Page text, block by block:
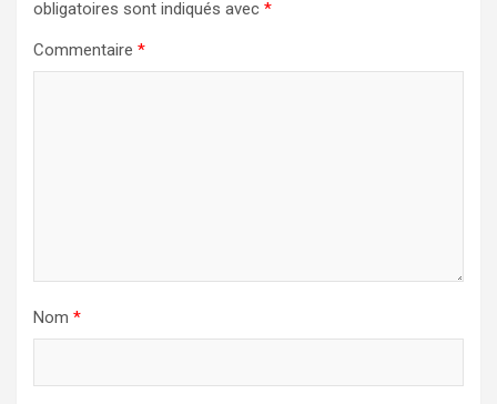
obligatoires sont indiqués avec *
Commentaire *
Nom *